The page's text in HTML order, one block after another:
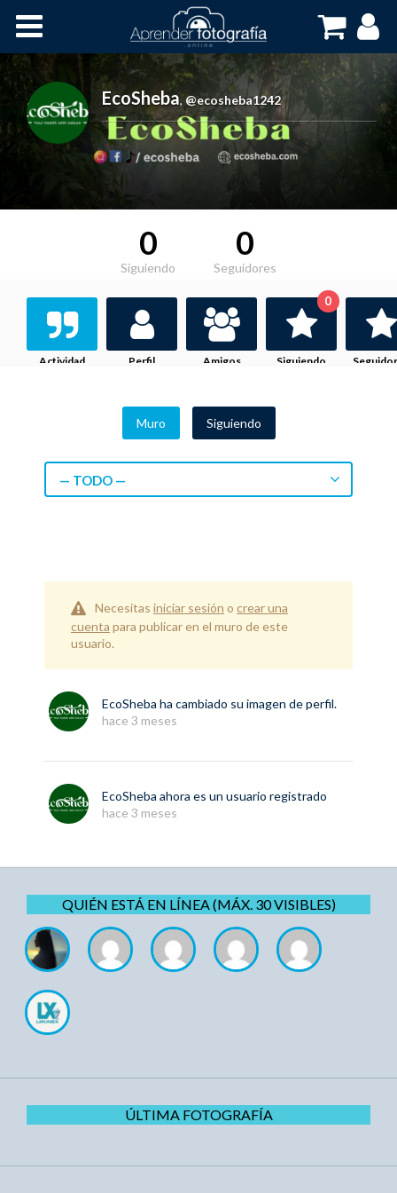
Cursos OnLine
EcoSheba, @ecosheba1242
0
Siguiendo
0
Seguidores
Actividad Perfil Amigos Siguiendo
0
Muro Siguiendo
— TODO —
Necesitas iniciar sesión o crear una
cuenta para publicar en el muro de este
usuario.
EcoSheba ha cambiado su imagen de perfil.
hace 3 meses
EcoSheba ahora es un usuario registrado
hace 3 meses
QUIÉN ESTÁ EN LÍNEA (MÁX. 30 VISIBLES)
ÚLTIMA FOTOGRAFÍA